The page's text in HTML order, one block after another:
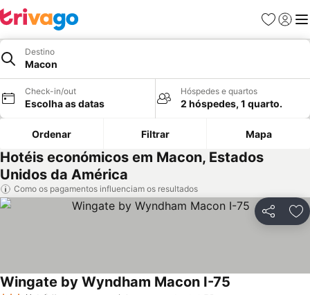
Favoritos
Iniciar
Destino
Macon
Check-in/out
Escolha as datas
Hóspedes e quartos
2 hóspedes, 1 quarto.
Ordenar Filtrar Mapa
Hotéis económicos em Macon, Estados
Unidos da América
Como os pagamentos influenciam os resultados
Partilhar
Wingate by Wyndham Macon I-75